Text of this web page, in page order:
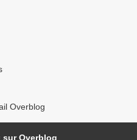
Overblog
sur Overblog